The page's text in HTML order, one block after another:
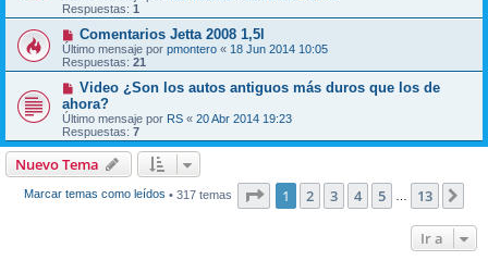
Respuestas: 1
Comentarios Jetta 2008 1,5l
Último mensaje por pmontero « 18 Jun 2014 10:05
Respuestas: 21
Video ¿Son los autos antiguos más duros que los de
ahora?
Último mensaje por RS « 20 Abr 2014 19:23
Respuestas: 7
Nuevo Tema
Marcar temas como leídos • 317 temas Página de 13
1 2 3 4 5 13
Ir a